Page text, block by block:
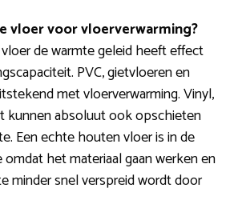
vloer voor vloerverwarming?
de warmte geleid heeft effect
PVC, gietvloeren en
met vloerverwarming. Vinyl,
kunnen absoluut ook opschieten
Een echte houten vloer is in de
het materiaal gaan werken en
minder snel verspreid wordt door